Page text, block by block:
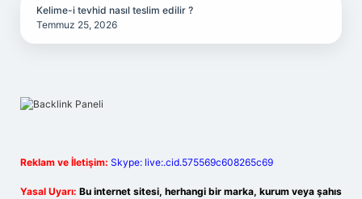
Kelime-i tevhid nasıl teslim edilir ?
Temmuz 25, 2026
Reklam ve İletişim: Skype: live:.cid.575569c608265c69
Yasal Uyarı: Bu internet sitesi, herhangi bir marka, kurum veya şahıs